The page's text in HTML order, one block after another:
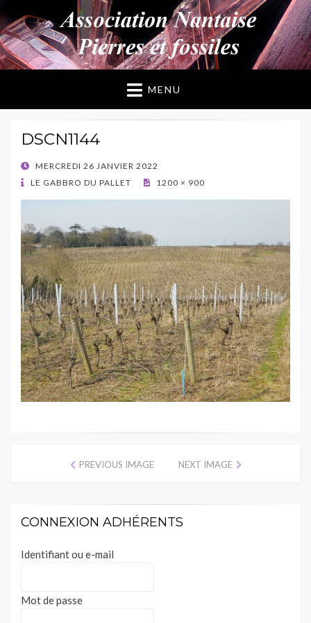
ANPF
Association Nantaise Pierres et Fossiles
MENU
DSCN1144
POSTED
ON
MERCREDI 26 JANVIER 2022
LE GABBRO DU PALLET
1200 × 900
PREVIOUS IMAGE NEXT IMAGE
CONNEXION ADHÉRENTS
Identifiant ou e-mail
Mot de passe